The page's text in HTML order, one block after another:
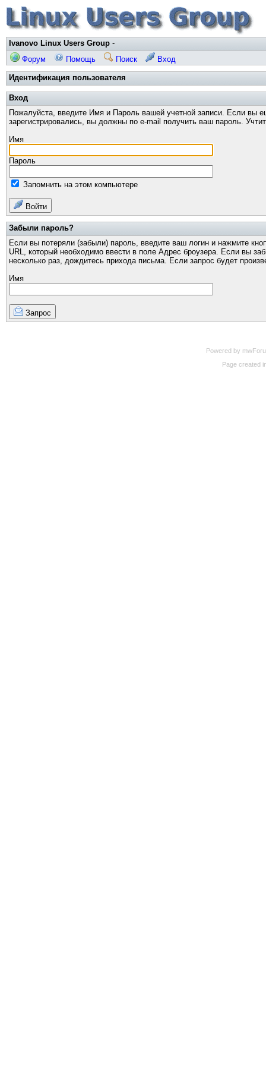
Ivanovo Linux Users Group -
Форум
Помощь Поиск Вход
Идентификация пользователя
Вход
Пожалуйста, введите Имя и Пароль вашей учетной записи. Если вы
зарегистрировались, вы должны по e-mail получить ваш пароль.
Имя
Пароль
Запомнить на этом компьютере
Войти
Забыли пароль?
Если вы потеряли (забыли) пароль, введите ваш логин и нажмите
URL, который необходимо ввести в поле Адрес броузера. Если вы
несколько раз, дождитесь прихода письма. Если запрос будет
Имя
Запрос
Powered by
Page created